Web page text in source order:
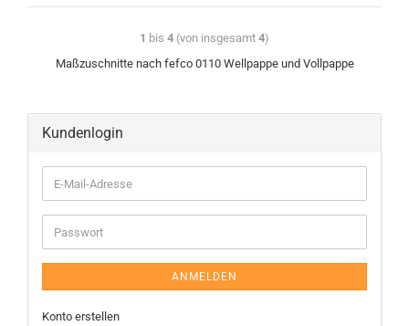
1 bis 4 (von insgesamt 4)
Maßzuschnitte nach fefco 0110 Wellpappe und Vollpappe
Kundenlogin
ANMELDEN
Konto erstellen